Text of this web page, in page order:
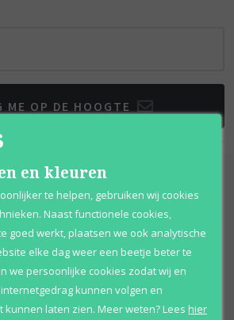
ME OP DE HOOGTE
en kleuren
te helpen, gebruiken wij cookies
Naast functionele cookies,
goed werkt, plaatsen we ook analytische
elke dag weer een beetje beter te
we persoonlijke cookies zodat wij en
kunnen volgen en
kunnen laten zien. Meer weten?Lees hier